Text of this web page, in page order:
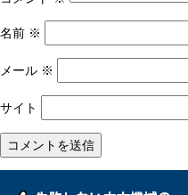
名前 ※
メール ※
サイト